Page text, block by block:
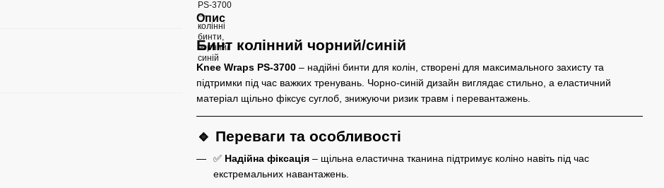
Опис
Бинт колінний чорний/синій
Knee Wraps PS-3700 – надійні бинти для колін, створені для максимального захисту та
підтримки під час важких тренувань. Чорно-синій дизайн виглядає стильно, а еластичний
матеріал щільно фіксує суглоб, знижуючи ризик травм і перевантажень.
🔹 Переваги та особливості
✅ Надійна фіксація – щільна еластична тканина підтримує коліно навіть під час
екстремальних навантажень.